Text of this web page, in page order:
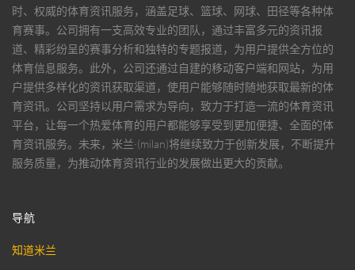
时、权威的体育资讯服务，涵盖足球、篮球、网球、田径等各种体
育赛事。公司拥有一支高效专业的团队，通过丰富多元的资讯报
道、精彩纷呈的赛事分析和独特的专题报道，为用户提供全方位的
体育信息服务。此外，公司还通过自建的移动客户端和网站，为用
户提供多样化的资讯获取渠道，使用户能够随时随地获取最新的体
育资讯。公司坚持以用户需求为导向，致力于打造一流的体育资讯
平台，让每一个热爱体育的用户都能够享受到更加便捷、全面的体
育资讯服务。未来， 米兰·(milan)将继续致力于创新发展，不断提升
服务质量，为推动体育资讯行业的发展做出更大的贡献。
导航
知道米兰